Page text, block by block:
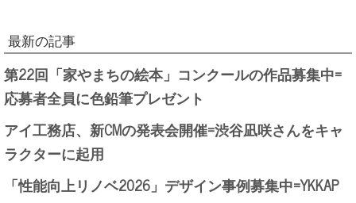
最新の記事
第22回「家やまちの絵本」コンクールの作品募集中=
応募者全員に色鉛筆プレゼント
アイ工務店、新CMの発表会開催=渋谷凪咲さんをキャ
ラクターに起用
「性能向上リノベ2026」デザイン事例募集中=YKKAP